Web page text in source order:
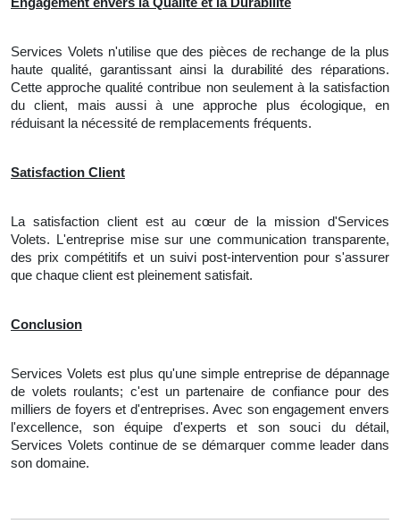
Services Volets n'utilise que des pièces de rechange de la plus
haute qualité, garantissant ainsi la durabilité des réparations.
Cette approche qualité contribue non seulement à la satisfaction
du client, mais aussi à une approche plus écologique, en
réduisant la nécessité de remplacements fréquents.
Satisfaction Client
La satisfaction client est au cœur de la mission d'Services
Volets. L'entreprise mise sur une communication transparente,
des prix compétitifs et un suivi post-intervention pour s'assurer
que chaque client est pleinement satisfait.
Conclusion
Services Volets est plus qu'une simple entreprise de dépannage
de volets roulants; c'est un partenaire de confiance pour des
milliers de foyers et d'entreprises. Avec son engagement envers
l'excellence, son équipe d'experts et son souci du détail,
Services Volets continue de se démarquer comme leader dans
son domaine.